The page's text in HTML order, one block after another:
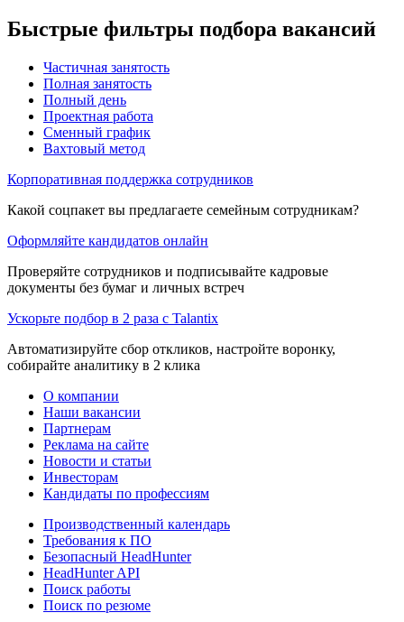
Быстрые фильтры подбора вакансий
Частичная занятость
Полная занятость
Полный день
Проектная работа
Сменный график
Вахтовый метод
Корпоративная поддержка сотрудников
Какой соцпакет вы предлагаете семейным сотрудникам?
Оформляйте кандидатов онлайн
Проверяйте сотрудников и подписывайте кадровые
документы без бумаг и личных встреч
Ускорьте подбор в 2 раза с Talantix
Автоматизируйте сбор откликов, настройте воронку,
собирайте аналитику в 2 клика
О компании
Наши вакансии
Партнерам
Реклама на сайте
Новости и статьи
Инвесторам
Кандидаты по профессиям
Производственный календарь
Требования к ПО
Безопасный HeadHunter
HeadHunter API
Поиск работы
Поиск по резюме